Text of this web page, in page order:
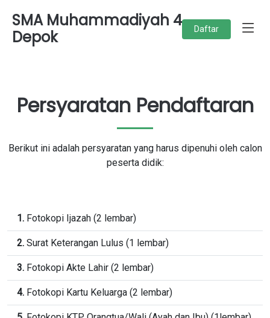
SMA Muhammadiyah 4
Depok
Daftar
Persyaratan Pendaftaran
Berikut ini adalah persyaratan yang harus dipenuhi oleh calon
peserta didik:
1. Fotokopi Ijazah (2 lembar)
2. Surat Keterangan Lulus (1 lembar)
3. Fotokopi Akte Lahir (2 lembar)
4. Fotokopi Kartu Keluarga (2 lembar)